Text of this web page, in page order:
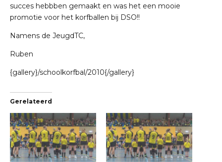
succes hebbben gemaakt en was het een mooie
promotie voor het korfballen bij DSO!!
Namens de JeugdTC,
Ruben
{gallery}/schoolkorfbal/2010{/gallery}
Gerelateerd